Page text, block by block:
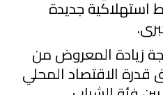
استهلاكية جديدة
زيادة المعروض من
قدرة الاقتصاد المحلي